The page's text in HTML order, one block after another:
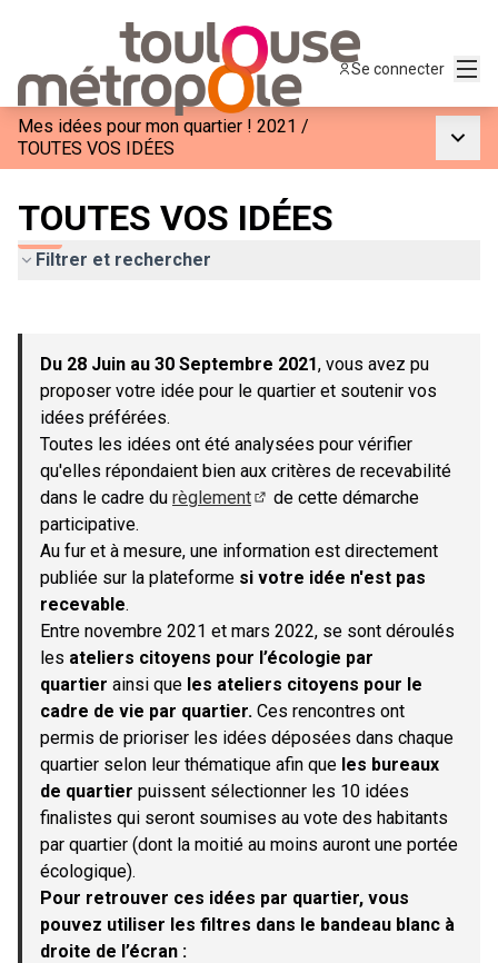
Se connecter
Mes idées pour mon quartier ! 2021 /
TOUTES VOS IDÉES
TOUTES VOS IDÉES
Filtrer et rechercher
−
Du 28 Juin au 30 Septembre 2021, vous avez pu
proposer votre idée pour le quartier et soutenir vos
idées préférées.
Toutes les idées ont été analysées pour vérifier
qu'elles répondaient bien aux critères de recevabilité
dans le cadre du règlement
de cette démarche
participative.
Au fur et à mesure, une information est directement
publiée sur la plateforme si votre idée n'est pas
recevable.
Entre novembre 2021 et mars 2022, se sont déroulés
les ateliers citoyens pour l’écologie par
quartier ainsi que les ateliers citoyens pour le
cadre de vie par quartier. Ces rencontres ont
permis de prioriser les idées déposées dans chaque
quartier selon leur thématique afin que les bureaux
de quartier puissent sélectionner les 10 idées
finalistes qui seront soumises au vote des habitants
par quartier (dont la moitié au moins auront une portée
écologique).
Pour retrouver ces idées par quartier, vous
pouvez utiliser les filtres dans le bandeau blanc à
droite de l’écran :